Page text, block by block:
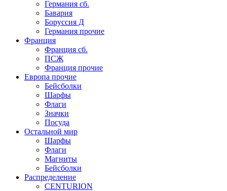
Германия сб.
Бавария
Боруссия Д
Германия прочие
Франция
Франция сб.
ПСЖ
Франция прочие
Европа прочие
Бейсболки
Шарфы
Флаги
Значки
Посуда
Остальной мир
Шарфы
Флаги
Магниты
Бейсболки
Распределение
CENTURION